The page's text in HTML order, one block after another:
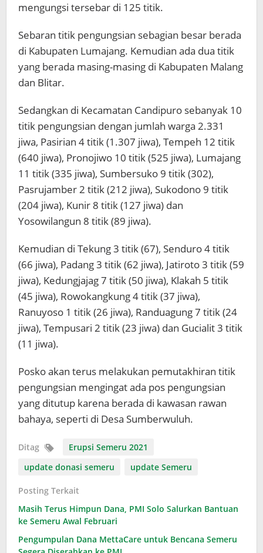
mengungsi tersebar di 125 titik.
Sebaran titik pengungsian sebagian besar berada
di Kabupaten Lumajang. Kemudian ada dua titik
yang berada masing-masing di Kabupaten Malang
dan Blitar.
Sedangkan di Kecamatan Candipuro sebanyak 10
titik pengungsian dengan jumlah warga 2.331
jiwa, Pasirian 4 titik (1.307 jiwa), Tempeh 12 titik
(640 jiwa), Pronojiwo 10 titik (525 jiwa), Lumajang
11 titik (335 jiwa), Sumbersuko 9 titik (302),
Pasrujamber 2 titik (212 jiwa), Sukodono 9 titik
(204 jiwa), Kunir 8 titik (127 jiwa) dan
Yosowilangun 8 titik (89 jiwa).
Kemudian di Tekung 3 titik (67), Senduro 4 titik
(66 jiwa), Padang 3 titik (62 jiwa), Jatiroto 3 titik (59
jiwa), Kedungjajag 7 titik (50 jiwa), Klakah 5 titik
(45 jiwa), Rowokangkung 4 titik (37 jiwa),
Ranuyoso 1 titik (26 jiwa), Randuagung 7 titik (24
jiwa), Tempusari 2 titik (23 jiwa) dan Gucialit 3 titik
(11 jiwa).
Posko akan terus melakukan pemutakhiran titik
pengungsian mengingat ada pos pengungsian
yang ditutup karena berada di kawasan rawan
bahaya, seperti di Desa Sumberwuluh.
Ditag
Erupsi Semeru 2021
update donasi semeru
update Semeru
Posting Terkait
Masih Terus Himpun Dana, PMI Solo Salurkan Bantuan
ke Semeru Awal Februari
Pengumpulan Dana MettaCare untuk Bencana Semeru